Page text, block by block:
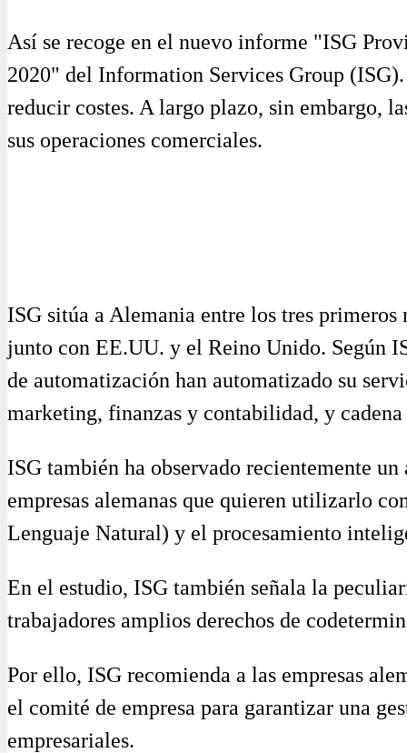
Así se recoge en el nuevo informe "ISG
2020" del Information Services Group
reducir costes. A largo plazo, sin embargo,
sus operaciones comerciales.
ISG sitúa a Alemania entre los tres
junto con EE.UU. y el Reino Unido. Según
de automatización han automatizado su
marketing, finanzas y contabilidad, y
ISG también ha observado recientemente
empresas alemanas que quieren utilizarlo
Lenguaje Natural) y el procesamiento
En el estudio, ISG también señala la
trabajadores amplios derechos de
Por ello, ISG recomienda a las empresas
el comité de empresa para garantizar una
empresariales.